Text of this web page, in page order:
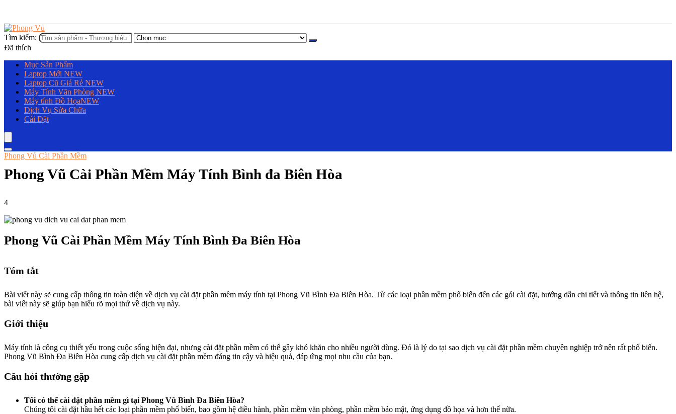
Tìm kiếm:
Đã thích
Mục Sản Phẩm
Laptop Mới NEW
Laptop Cũ Giá Rẻ NEW
Máy Tính Văn Phòng NEW
Máy tính Đồ HọaNEW
Dịch Vụ Sửa Chữa
Cài Đặt
Phong Vủ Cài Phần Mềm
Phong Vũ Cài Phần Mềm Máy Tính Bình đa Biên Hòa
4
Phong Vũ Cài Phần Mềm Máy Tính Bình Đa Biên Hòa
Tóm tắt
Bài viết này sẽ cung cấp thông tin toàn diện về dịch vụ cài đặt phần mềm máy tính tại Phong Vũ Bình Đa Biên Hòa. Từ các loại phần mềm phổ biến đến các gói cài đặt, hướng dẫn chi tiết và thông tin liên hệ,
bài viết này sẽ giúp bạn hiểu rõ mọi thứ về dịch vụ này.
Giới thiệu
Máy tính là công cụ thiết yếu trong cuộc sống hiện đại, nhưng cài đặt phần mềm có thể gây khó khăn cho nhiều người dùng. Đó là lý do tại sao dịch vụ cài đặt phần mềm chuyên nghiệp trở nên rất phổ biến.
Phong Vũ Bình Đa Biên Hòa cung cấp dịch vụ cài đặt phần mềm đáng tin cậy và hiệu quả, đáp ứng mọi nhu cầu của bạn.
Câu hỏi thường gặp
Tôi có thể cài đặt phần mềm gì tại Phong Vũ Bình Đa Biên Hòa?
Chúng tôi cài đặt hầu hết các loại phần mềm phổ biến, bao gồm hệ điều hành, phần mềm văn phòng, phần mềm bảo mật, ứng dụng đồ họa và hơn thế nữa.